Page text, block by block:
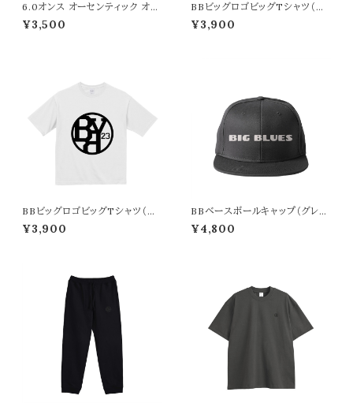
6.0オンス オーセンティック オー
プンエンド ヘヴィーウェイト Tシ
ャツ
¥3,500
BBビッグロゴビッグTシャツ（ブ
ラック）
¥3,900
BBビッグロゴビッグTシャツ（ホ
ワイト）
¥3,900
BBベースボールキャップ（グレ
ー）
¥4,800